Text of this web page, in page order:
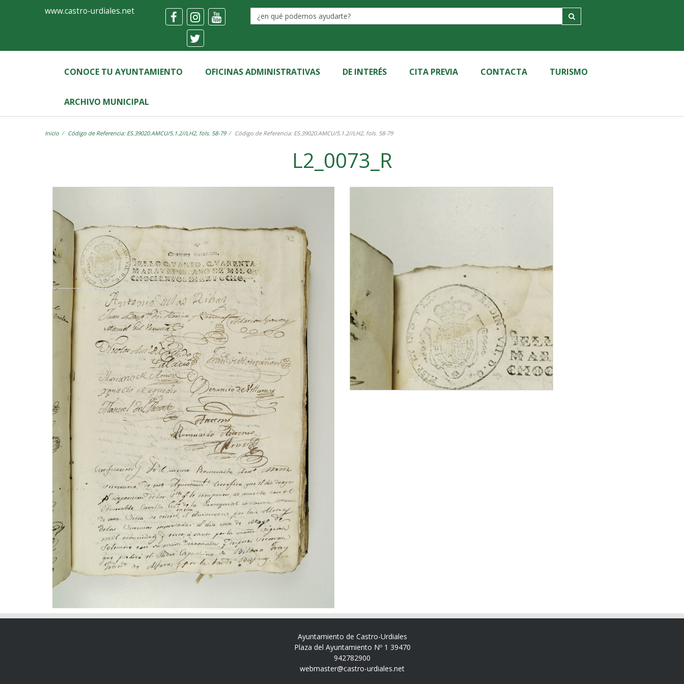
Ayuntamiento
Castro-
Urdiales
www.castro-urdiales.net
CONOCE TU AYUNTAMIENTO OFICINAS ADMINISTRATIVAS DE INTERÉS CITA PREVIA CONTACTA TURISMO
ARCHIVO MUNICIPAL
Inicio Código de Referencia: ES.39020.AMCU/5.1.2//LH2, fols. 58-79 Código de Referencia: ES.39020.AMCU/5.1.2//LH2, fols. 58-79
L2_0073_R
Ayuntamiento de Castro-Urdiales
Plaza del Ayuntamiento Nº 1 39470
942782900
webmaster@castro-urdiales.net